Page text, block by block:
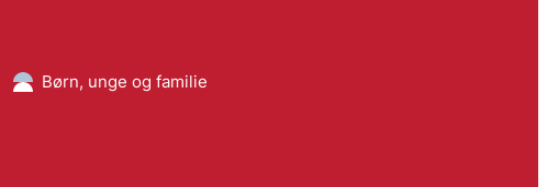
Børn, unge og familie